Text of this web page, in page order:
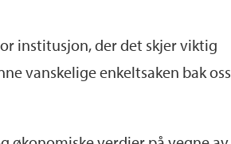
institusjon, der det skjer viktig
vanskelige enkeltsaken bak oss